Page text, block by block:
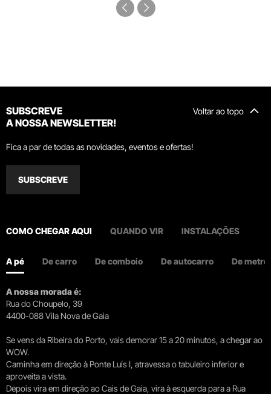
Voltar ao topo
SUBSCREVE
A NOSSA NEWSLETTER!
Fica a par de todas as novidades, eventos e ofertas!
SUBSCREVE
COMO CHEGAR AQUI QUANDO VIR INSTALAÇÕES
A pé De carro De comboio De autocarro De metro
A nossa morada é:
Rua do Choupelo, 39
4400-088 Vila Nova de Gaia
Se vens da Ribeira do Porto, vais demorar 15 a 20 minutos, a chegar ao
WOW.
Caminha em direção à Ponte Luís I, atravessa o tabuleiro inferior e
aproveita a vista.
Depois vira em direção ao Cais de Gaia, vira à esquerda para a Rua